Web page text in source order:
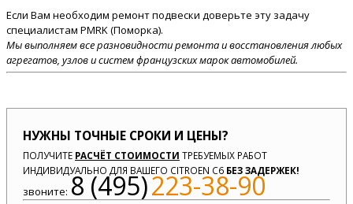
Если Вам необходим ремонт подвески доверьте эту задачу
специалистам PMRK (Поморка).
Мы выполняем все разновидности ремонта и восстановления любых
агрегатов, узлов и систем французских марок автомобилей.
НУЖНЫ ТОЧНЫЕ СРОКИ И ЦЕНЫ?
ПОЛУЧИТЕ РАСЧЁТ СТОИМОСТИ ТРЕБУЕМЫХ РАБОТ
ИНДИВИДУАЛЬНО ДЛЯ ВАШЕГО CITROEN C6 БЕЗ ЗАДЕРЖЕК!
звоните: 8 (495)223-38-90